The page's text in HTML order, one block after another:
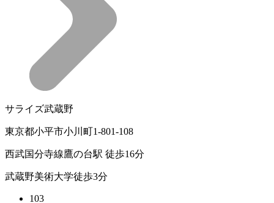
サライズ武蔵野
東京都小平市小川町1-801-108
西武国分寺線鷹の台駅 徒歩16分
武蔵野美術大学徒歩3分
103